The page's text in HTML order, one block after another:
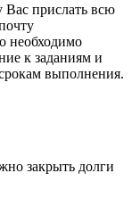
прислать всю
необходимо
к заданиям и
выполнения.
закрыть долги